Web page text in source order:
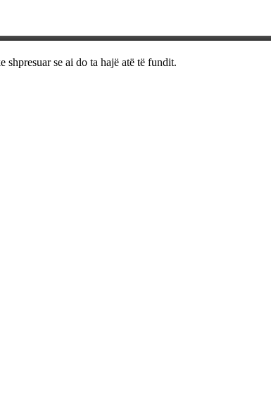
shpresuar se ai do ta hajë atë të fundit.